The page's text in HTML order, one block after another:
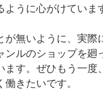
うに心がけていま
が無いように、実際
ンルのショップを廻
ます。ぜひもう一度
きたいです。